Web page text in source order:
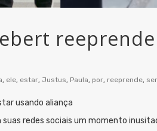
, ele, estar, Justus, Paula, por, reeprende,
usando aliança
redes sociais um momento